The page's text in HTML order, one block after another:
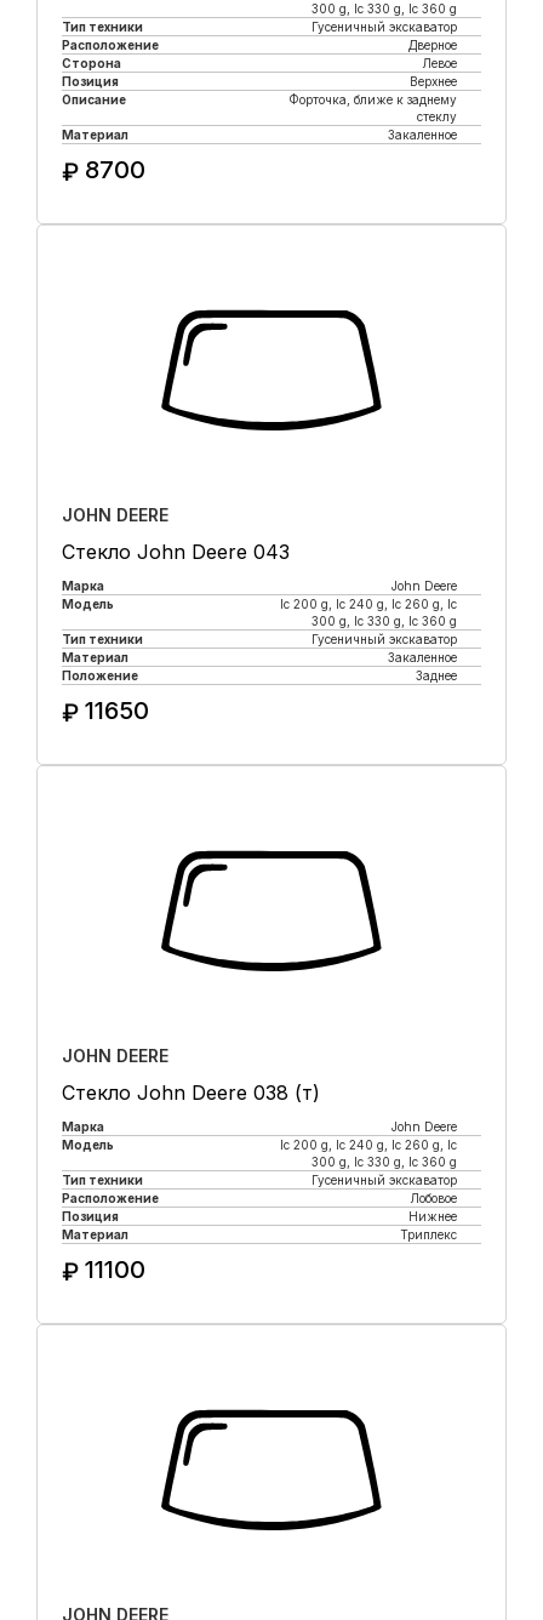
300 g, lc 330 g, lc 360 g
Тип техники
Гусеничный экскаватор
Расположение
Дверное
Сторона
Левое
Позиция
Верхнее
Описание
Форточка, ближе к заднему
стеклу
Материал
Закаленное
₽ 8700
JOHN DEERE
Стекло John Deere 043
Марка
John Deere
Модель
lc 200 g, lc 240 g, lc 260 g, lc
300 g, lc 330 g, lc 360 g
Тип техники
Гусеничный экскаватор
Материал
Закаленное
Положение
Заднее
₽ 11650
JOHN DEERE
Стекло John Deere 038 (т)
Марка
John Deere
Модель
lc 200 g, lc 240 g, lc 260 g, lc
300 g, lc 330 g, lc 360 g
Тип техники
Гусеничный экскаватор
Расположение
Лобовое
Позиция
Нижнее
Материал
Триплекс
₽ 11100
JOHN DEERE